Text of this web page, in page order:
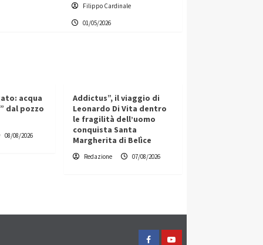
Filippo Cardinale
01/05/2026
acqua
dal pozzo
08/08/2026
Addictus”, il viaggio di
Leonardo Di Vita dentro
le fragilità dell’uomo
conquista Santa
Margherita di Belìce
Redazione 07/08/2026